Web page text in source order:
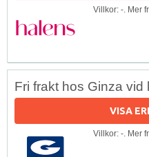
Villkor: -. Mer
Fri frakt hos Ginza
VISA
Villkor: -. Mer